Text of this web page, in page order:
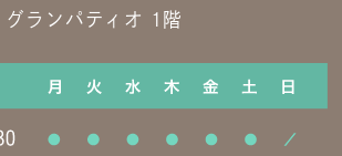
グランパティオ 1階